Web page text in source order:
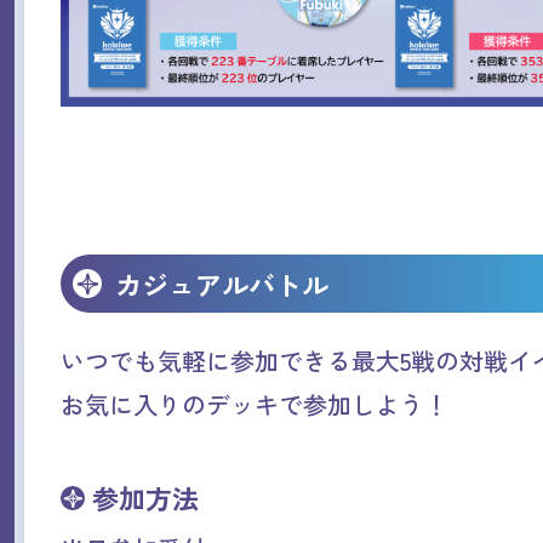
カジュアルバトル
いつでも気軽に参加できる最大5戦の対戦イ
お気に入りのデッキで参加しよう！
参加方法